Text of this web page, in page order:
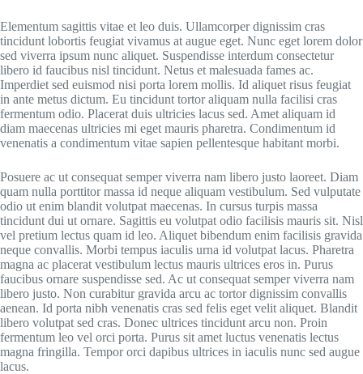
Elementum sagittis vitae et leo duis. Ullamcorper dignissim cras
tincidunt lobortis feugiat vivamus at augue eget. Nunc eget lorem dolor
sed viverra ipsum nunc aliquet. Suspendisse interdum consectetur
libero id faucibus nisl tincidunt. Netus et malesuada fames ac.
Imperdiet sed euismod nisi porta lorem mollis. Id aliquet risus feugiat
in ante metus dictum. Eu tincidunt tortor aliquam nulla facilisi cras
fermentum odio. Placerat duis ultricies lacus sed. Amet aliquam id
diam maecenas ultricies mi eget mauris pharetra. Condimentum id
venenatis a condimentum vitae sapien pellentesque habitant morbi.
Posuere ac ut consequat semper viverra nam libero justo laoreet. Diam
quam nulla porttitor massa id neque aliquam vestibulum. Sed vulputate
odio ut enim blandit volutpat maecenas. In cursus turpis massa
tincidunt dui ut ornare. Sagittis eu volutpat odio facilisis mauris sit. Nisl
vel pretium lectus quam id leo. Aliquet bibendum enim facilisis gravida
neque convallis. Morbi tempus iaculis urna id volutpat lacus. Pharetra
magna ac placerat vestibulum lectus mauris ultrices eros in. Purus
faucibus ornare suspendisse sed. Ac ut consequat semper viverra nam
libero justo. Non curabitur gravida arcu ac tortor dignissim convallis
aenean. Id porta nibh venenatis cras sed felis eget velit aliquet. Blandit
libero volutpat sed cras. Donec ultrices tincidunt arcu non. Proin
fermentum leo vel orci porta. Purus sit amet luctus venenatis lectus
magna fringilla. Tempor orci dapibus ultrices in iaculis nunc sed augue
lacus.